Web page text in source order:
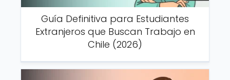
Guía Definitiva para Estudiantes
Extranjeros que Buscan Trabajo en
Chile (2026)